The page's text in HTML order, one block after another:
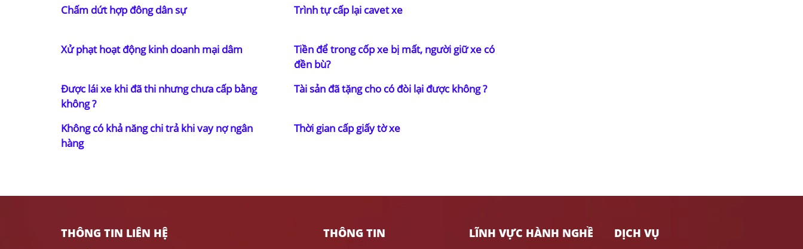
Chấm dứt hợp đông dân sự Trình tự cấp lại cavet xe
Xử phạt hoạt động kinh doanh mại dâm
Tiền để trong cốp xe bị mất, người giữ xe có
đền bù?
Được lái xe khi đã thi nhưng chưa cấp bằng
không ?
Tài sản đã tặng cho có đòi lại được không ?
Không có khả năng chi trả khi vay nợ ngân
hàng
Thời gian cấp giấy tờ xe
THÔNG TIN LIÊN HỆ THÔNG TIN LĨNH VỰC HÀNH NGHỀ DỊCH VỤ